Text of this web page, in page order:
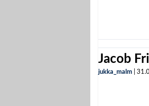
Jacob
jukka_malm